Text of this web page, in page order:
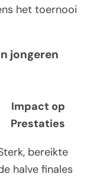
het toernooi
jongeren
Impact op
Prestaties
bereikte
halve finales